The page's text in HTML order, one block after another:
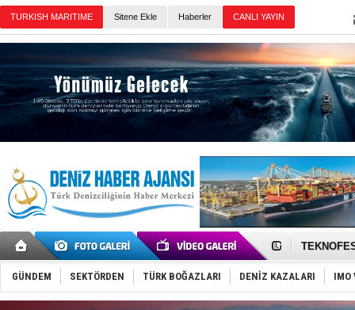
Sitene Ekle Haberler
TAYK -
Tersane
İngiliz
FESCO,
DESE,
GÜNDEM SEKTÖRDEN TÜRK BOĞAZLARI DENİZ KAZALARI IMO